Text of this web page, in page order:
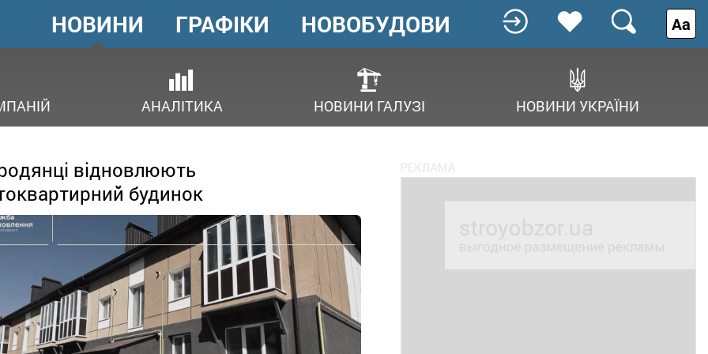
ГОЛОВНЕ
МЕНЮ
НОВИНИ
АНАЛІТИКА НОВИНИ ГАЛУЗІ НОВИНИ УКРАЇНИ
ГРАФІКИ НОВОБУДОВИ Аа
відновлюють
будинок